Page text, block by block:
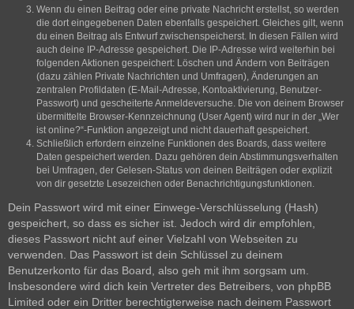
Wenn du einen Beitrag oder eine private Nachricht erstellst, so werden
die dort eingegebenen Daten ebenfalls gespeichert. Gleiches gilt, wenn
du einen Beitrag als Entwurf zwischenspeicherst. In diesen Fällen wird
auch deine IP-Adresse gespeichert. Die IP-Adresse wird weiterhin bei
folgenden Aktionen gespeichert: Löschen und Ändern von Beiträgen
(dazu zählen Private Nachrichten und Umfragen), Änderungen an
zentralen Profildaten (E-Mail-Adresse, Kontoaktivierung, Benutzer-
Passwort) und gescheiterte Anmeldeversuche. Die von deinem Browser
übermittelte Browser-Kennzeichnung (User Agent) wird nur in der „Wer
ist online?“-Funktion angezeigt und nicht dauerhaft gespeichert.
Schließlich erfordern einzelne Funktionen des Boards, dass weitere
Daten gespeichert werden. Dazu gehören dein Abstimmungsverhalten
bei Umfragen, der Gelesen-Status von deinen Beiträgen oder explizit
von dir gesetzte Lesezeichen oder Benachrichtigungsfunktionen.
Dein Passwort wird mit einer Einwege-Verschlüsselung (Hash)
gespeichert, so dass es sicher ist. Jedoch wird dir empfohlen,
dieses Passwort nicht auf einer Vielzahl von Webseiten zu
verwenden. Das Passwort ist dein Schlüssel zu deinem
Benutzerkonto für das Board, also geh mit ihm sorgsam um.
Insbesondere wird dich kein Vertreter des Betreibers, von phpBB
Limited oder ein Dritter berechtigterweise nach deinem Passwort